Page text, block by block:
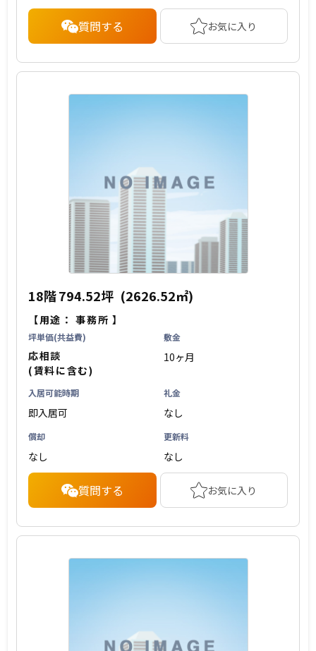
質問する お気に入り
18階794.52坪 (2626.52㎡)
【用途：事務所 】
坪単価(共益費)
応相談
(賃料に含む)
敷金
10ヶ月
入居可能時期
即入居可
礼金
なし
償却
なし
更新料
なし
質問する お気に入り